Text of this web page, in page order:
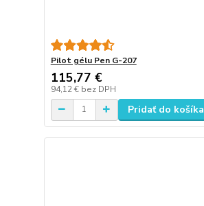
Pilot gélu Pen G-207
115,77 €
94,12 € bez DPH
Pridať do košíka